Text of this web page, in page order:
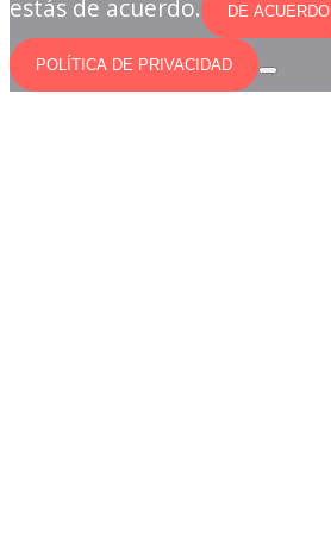
estás de acuerdo. DE ACUERDO
POLÍTICA DE PRIVACIDAD